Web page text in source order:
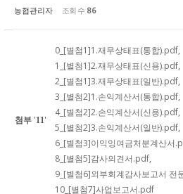
농협관리자 조회 수 86
첨부 '11'
0_[별첨1]1.재무상태표(통합).pdf,
1_[별첨1]2.재무상태표(신용).pdf,
2_[별첨1]3.재무상태표(일반).pdf,
3_[별첨2]1.손익계산서(통합).pdf,
4_[별첨2]2.손익계산서(신용).pdf,
5_[별첨2]3.손익계산서(일반).pdf,
6_[별첨3]이익잉여금처분계산서
8_[별첨5]감사의견서.pdf,
9_[별첨6]외부회계감사보고서 전
10_[별첨7]사업보고서.pdf